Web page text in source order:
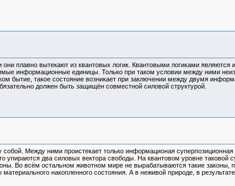
плавно вытекают из квантовых логик. Квантовыми логиками являются
информационные единицы. Только при таком условии между ними
бытие, такое состояние возникает при заключении между двумя
должен быть защищён совместной силовой структурой.
Между ними проистекает только информационая суперпозиционная
два силовых вектора свободы. На квантовом уровне таковой
Во всём остальном животном мире не вырабатываются такие законы,
накопленного состояния. А в неживой природе, в